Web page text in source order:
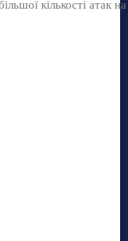
кількості атак на